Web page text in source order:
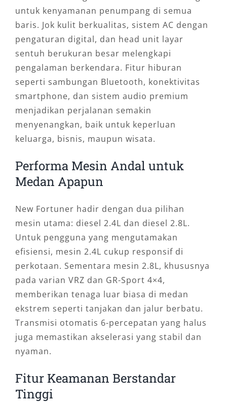
untuk kenyamanan penumpang di semua
baris. Jok kulit berkualitas, sistem AC dengan
pengaturan digital, dan head unit layar
sentuh berukuran besar melengkapi
pengalaman berkendara. Fitur hiburan
seperti sambungan Bluetooth, konektivitas
smartphone, dan sistem audio premium
menjadikan perjalanan semakin
menyenangkan, baik untuk keperluan
keluarga, bisnis, maupun wisata.
Performa Mesin Andal untuk
Medan Apapun
New Fortuner hadir dengan dua pilihan
mesin utama: diesel 2.4L dan diesel 2.8L.
Untuk pengguna yang mengutamakan
efisiensi, mesin 2.4L cukup responsif di
perkotaan. Sementara mesin 2.8L, khususnya
pada varian VRZ dan GR-Sport 4×4,
memberikan tenaga luar biasa di medan
ekstrem seperti tanjakan dan jalur berbatu.
Transmisi otomatis 6-percepatan yang halus
juga memastikan akselerasi yang stabil dan
nyaman.
Fitur Keamanan Berstandar
Tinggi